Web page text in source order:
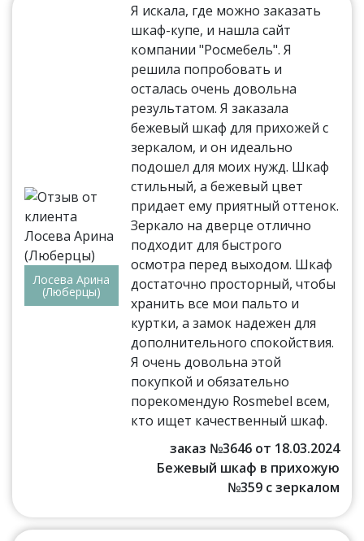
Лосева Арина
(Люберцы)
Я искала, где можно заказать
шкаф-купе, и нашла сайт
компании "Росмебель". Я
решила попробовать и
осталась очень довольна
результатом. Я заказала
бежевый шкаф для прихожей с
зеркалом, и он идеально
подошел для моих нужд. Шкаф
стильный, а бежевый цвет
придает ему приятный оттенок.
Зеркало на дверце отлично
подходит для быстрого
осмотра перед выходом. Шкаф
достаточно просторный, чтобы
хранить все мои пальто и
куртки, а замок надежен для
дополнительного спокойствия.
Я очень довольна этой
покупкой и обязательно
порекомендую Rosmebel всем,
кто ищет качественный шкаф.
заказ №3646 от 18.03.2024
Бежевый шкаф в прихожую
№359 с зеркалом